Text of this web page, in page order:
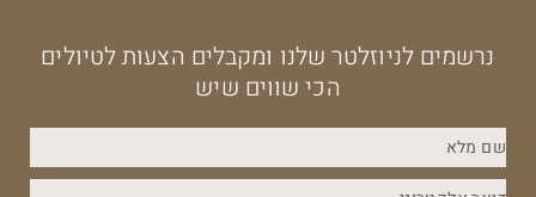
נרשמים לניוזלטר שלנו ומקבלים הצעות לטיולים
הכי שווים שיש